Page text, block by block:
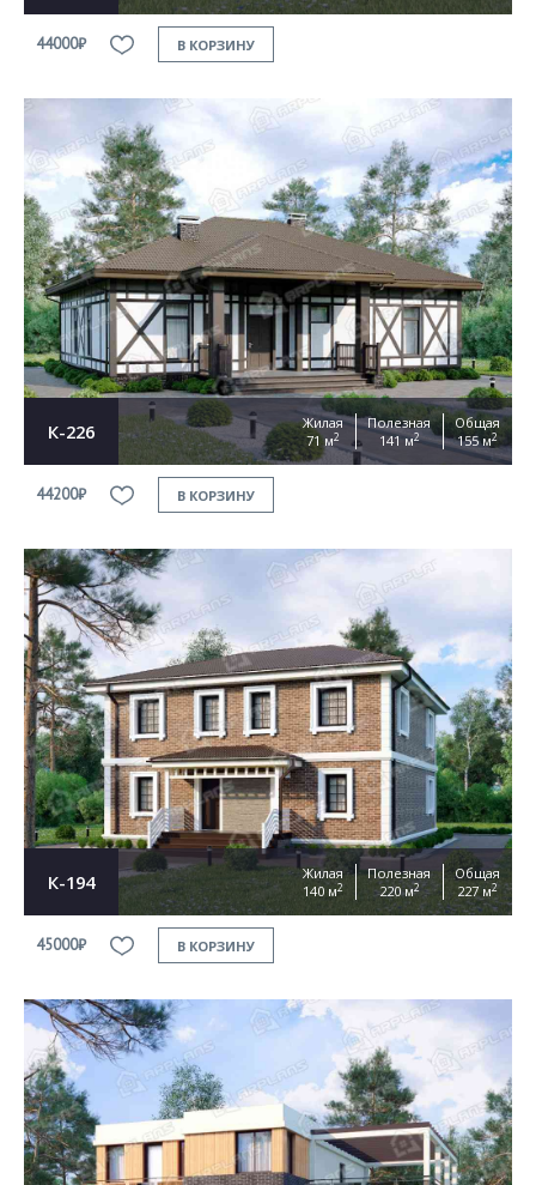
44000₽ В КОРЗИНУ
К-226
Жилая
71 м2
Полезная
141 м2
Общая
155 м2
44200₽ В КОРЗИНУ
К-194
Жилая
140 м2
Полезная
220 м2
Общая
227 м2
45000₽ В КОРЗИНУ